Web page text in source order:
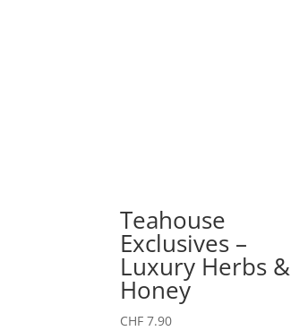
Teahouse
Exclusives –
Luxury Herbs &
Honey
CHF 7.90